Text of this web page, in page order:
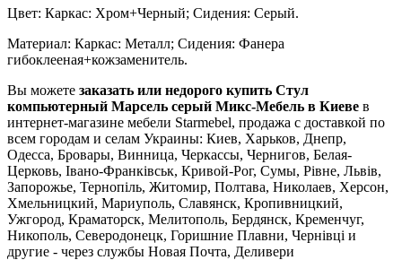
Цвет: Каркас: Хром+Черный; Сидения: Серый.
Материал: Каркас: Металл; Сидения: Фанера
гибоклееная+кожзаменитель.
Вы можете заказать или недорого купить Стул
компьютерный Марсель серый Микс-Мебель в Киеве в
интернет-магазине мебели Starmebel, продажа с доставкой по
всем городам и селам Украины: Киев, Харьков, Днепр,
Одесса, Бровары, Винница, Черкассы, Чернигов, Белая-
Церковь, Івано-Франківськ, Кривой-Рог, Сумы, Рівне, Львів,
Запорожье, Тернопіль, Житомир, Полтава, Николаев, Херсон,
Хмельницкий, Мариуполь, Славянск, Кропивницкий,
Ужгород, Краматорск, Мелитополь, Бердянск, Кременчуг,
Никополь, Северодонецк, Горишние Плавни, Чернівці и
другие - через службы Новая Почта, Деливери